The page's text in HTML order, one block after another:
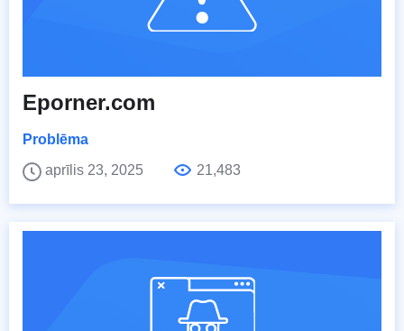
Eporner.com
Problēma
aprīlis 23, 2025
21,483